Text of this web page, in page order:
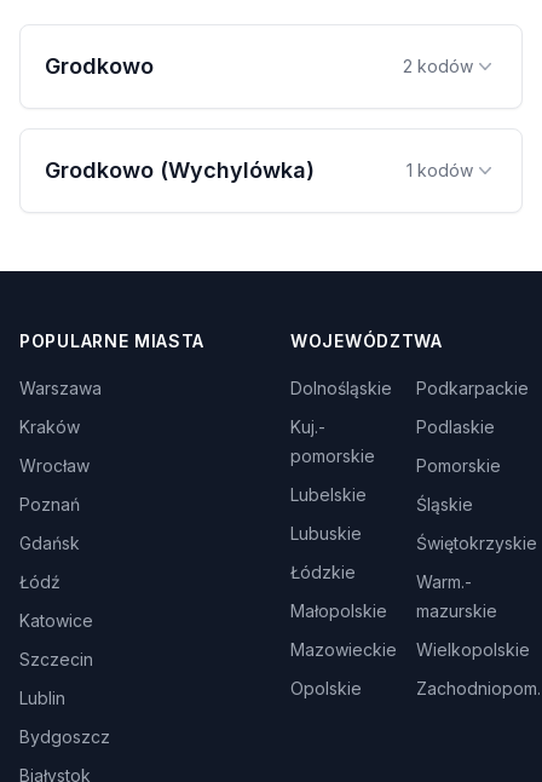
Grodkowo 2 kodów
Grodkowo (Wychylówka) 1 kodów
POPULARNE MIASTA
Warszawa
Kraków
Wrocław
Poznań
Gdańsk
Łódź
Katowice
Szczecin
Lublin
Bydgoszcz
Białystok
WOJEWÓDZTWA
Dolnośląskie
Kuj.-
pomorskie
Lubelskie
Lubuskie
Łódzkie
Małopolskie
Mazowieckie
Opolskie
Podkarpackie
Podlaskie
Pomorskie
Śląskie
Świętokrzyskie
Warm.-
mazurskie
Wielkopolskie
Zachodniopom.